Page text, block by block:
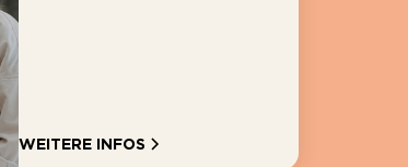
WEITERE INFOS